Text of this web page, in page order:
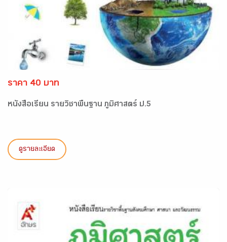
ราคา 40 บาท
หนังสือเรียน รายวิชาพื้นฐาน ภูมิศาสตร์ ป.5
ดูรายละเอียด